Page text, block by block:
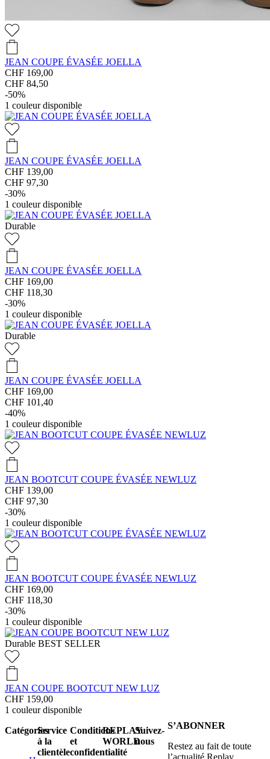
JEAN COUPE ÉVASÉE JOELLA
CHF 169,00
CHF 84,50
-50%
1 couleur disponible
JEAN COUPE ÉVASÉE JOELLA
CHF 139,00
CHF 97,30
-30%
1 couleur disponible
Durable
JEAN COUPE ÉVASÉE JOELLA
CHF 169,00
CHF 118,30
-30%
1 couleur disponible
Durable
JEAN COUPE ÉVASÉE JOELLA
CHF 169,00
CHF 101,40
-40%
1 couleur disponible
JEAN BOOTCUT COUPE ÉVASÉE NEWLUZ
CHF 139,00
CHF 97,30
-30%
1 couleur disponible
JEAN BOOTCUT COUPE ÉVASÉE NEWLUZ
CHF 169,00
CHF 118,30
-30%
1 couleur disponible
Durable BEST SELLER
JEAN COUPE BOOTCUT NEW LUZ
CHF 159,00
1 couleur disponible
CatégoriesService
à la
clientèle
Conditions
et
confidentialité
REPLAY
WORLD
Suivez-
nous
S’ABONNER
Restez au fait de toute
l’actualité Replay